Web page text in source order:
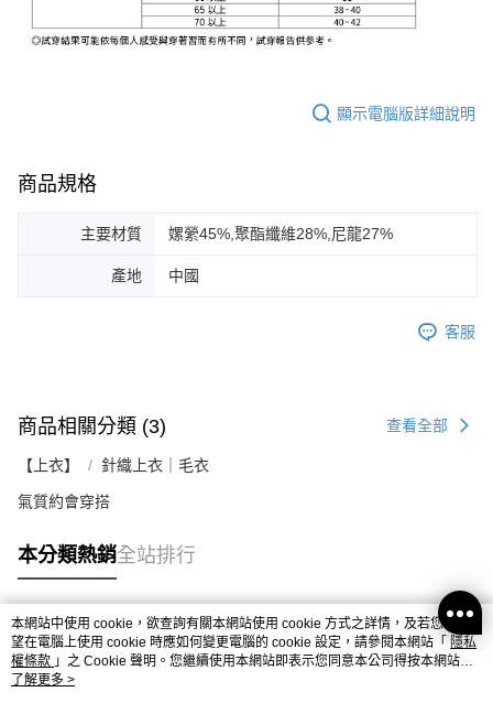
顯示電腦版詳細說明
商品規格
主要材質 嫘縈45%,聚酯纖維28%,尼龍27%
產地 中國
客服
商品相關分類 (3) 查看全部
【上衣】 針織上衣｜毛衣
氣質約會穿搭
本分類熱銷全站排行
熱門標籤
本網站中使用 cookie，欲查詢有關本網站使用 cookie 方式之詳情，及若您不希
望在電腦上使用 cookie 時應如何變更電腦的 cookie 設定，請參閱本網站「 隱私
權條款 」之 Cookie 聲明。您繼續使用本網站即表示您同意本公司得按本網站使
用條款之 Cookie 聲明使用 cookie。
了解更多 >